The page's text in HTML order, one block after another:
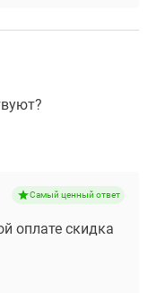
Самый ценный ответ
оплате скидка